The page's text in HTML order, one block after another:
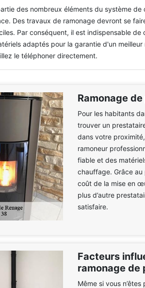
des nombreux éléments du système
Des travaux de ramonage devront se
Par conséquent, il est indispensable
adaptés pour la garantie d'un
le téléphoner directement.
Ramonage
Pour les habitants
trouver un
dans votre
ramoneur
fiable et des
chauffage. Grâce
coût de la mise en
plus d’autre
satisfaire.
Facteurs
ramonage de
Même si vous